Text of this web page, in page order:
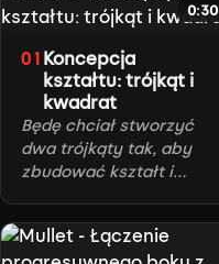
0:30
01 Koncepcja
kształtu: trójkąt i
kwadrat
Będę chciał stworzyć
dwa trójkąty tak, aby
zbudować kształt i
okolicy korony.